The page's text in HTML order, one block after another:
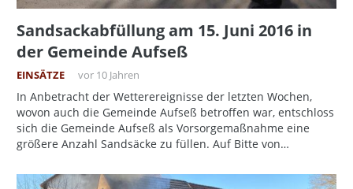
Sandsackabfüllung am 15. Juni 2016 in
der Gemeinde Aufseß
EINSÄTZE vor 10 Jahren
In Anbetracht der Wetterereignisse der letzten Wochen,
wovon auch die Gemeinde Aufseß betroffen war, entschloss
sich die Gemeinde Aufseß als Vorsorgemaßnahme eine
größere Anzahl Sandsäcke zu füllen. Auf Bitte von…